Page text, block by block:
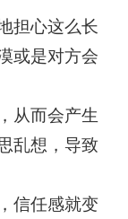
担心这么长
或是对方会
从而会产生
乱想，导致
信任感就变